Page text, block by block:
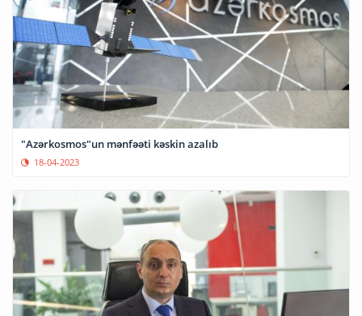
"Azərkosmos"un mənfəəti kəskin azalıb
18-04-2023